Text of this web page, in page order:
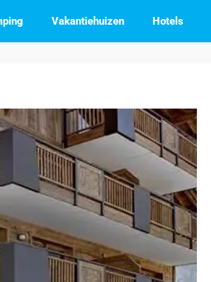
Vakantiehuizen Hotels